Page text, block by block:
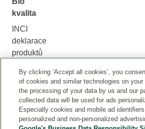
kvalita
INCI
deklarace
produktů
jsou
pravidelně
aktualizovány,
protože
do
By clicking ‘Accept all cookies’, you
of cookies and similar technologies on
the processing of your data by us and our
collected data will be used for ads
Especially cookies and mobile ad
personalized and non-personalized